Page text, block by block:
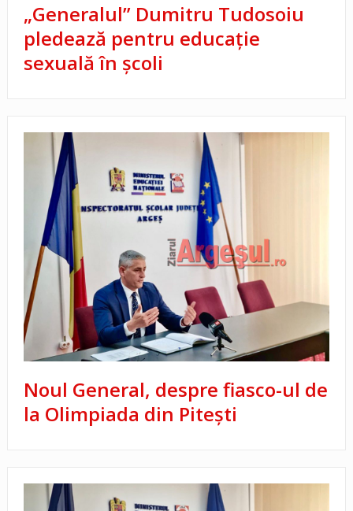
„Generalul” Dumitru Tudosoiu
pledează pentru educație
sexuală în școli
Noul General, despre fiasco-ul de
la Olimpiada din Pitești